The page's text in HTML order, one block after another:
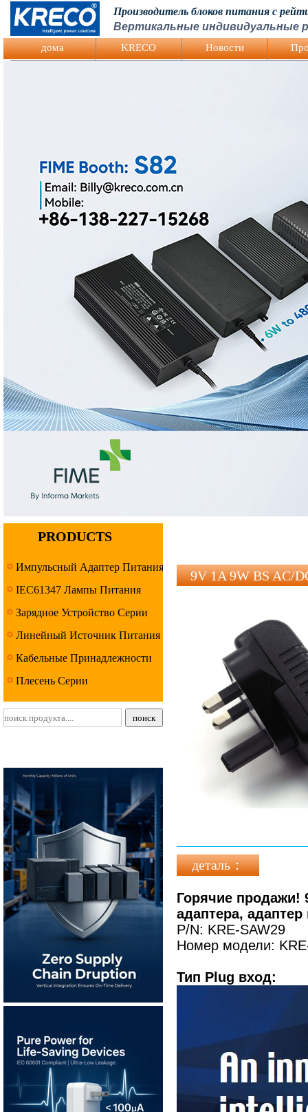
Logo Picture
Производитель блоков питания с
Вертикальные индивидуальные
дома KRECO Hовости
PRODUCTS
Импульсный Адаптер Питания
IEC61347 Лампы Питания
Серия
Зарядное Устройство Серии
Линейный Источник Питания
Серии
Кабельные Принадлежности
Серии
Плесень Серии
9V 1A 9W BS AC/
деталь：
Горячие продажи!
адаптера,
P/N: KRE-SAW29
Номер модели:
Тип Plug вход: